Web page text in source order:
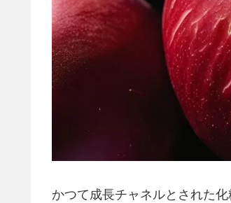
かつて成長チャネルとされた